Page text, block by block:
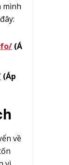
mình
(Á
(Áp
về